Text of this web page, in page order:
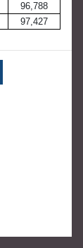
96,788
97,427